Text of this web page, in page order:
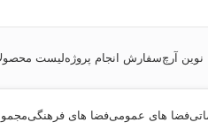
نوین آرچسفارش انجام پروژهلیست
فضا های عمومیفضا های فرهنگی